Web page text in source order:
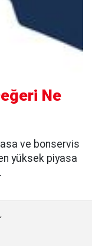
Ne
ve bonservis
yüksek piyasa